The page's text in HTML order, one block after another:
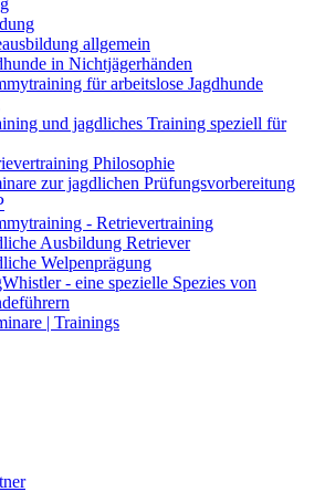
allgemein
in Nichtjägerhänden
für arbeitslose Jagdhunde
und jagdliches Training speziell für
Philosophie
zur jagdlichen Prüfungsvorbereitung
- Retrievertraining
Ausbildung Retriever
Welpenprägung
- eine spezielle Spezies von
| Trainings